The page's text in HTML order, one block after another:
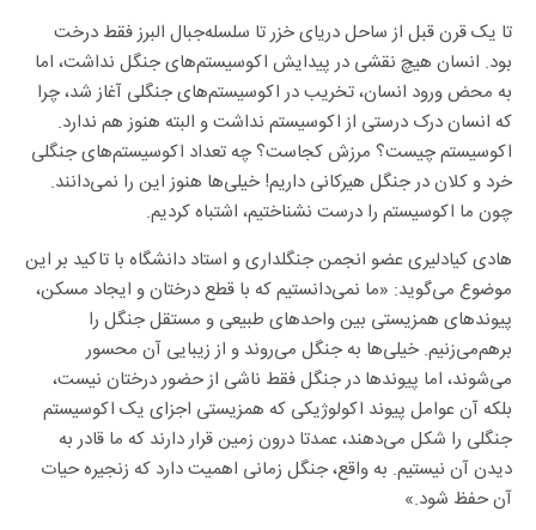
تا یک قرن قبل از ساحل دریای خزر تا سلسله‌جبال البرز فقط درخت
بود. انسان ‏هیچ نقشی در پیدایش اکوسیستم‌های جنگل نداشت، اما
به محض ورود انسان، تخریب در اکوسیستم‌های جنگلی آغاز ‏شد، چرا
که انسان درک درستی از اکوسیستم نداشت و البته هنوز هم ندارد.
اکوسیستم ‏چیست؟ مرزش کجاست؟ چه تعداد اکوسیستم‌های جنگلی
خرد و کلان در جنگل هیرکانی داریم! خیلی‌ها هنوز این را نمی‌دانند.
چون ما اکوسیستم را درست ‏نشناختیم، اشتباه کردیم.
هادی کیادلیری عضو انجمن جنگلداری و استاد دانشگاه با تاکید بر این
موضوع می‌گوید: «ما نمی‌دانستیم که با قطع درختان و ایجاد مسکن،
پیوند‌های همزیستی بین واحد‌های طبیعی و مستقل جنگل را
برهم‌‏می‌زنیم. خیلی‌ها به جنگل می‌روند و از زیبایی آن محسور
می‌شوند، اما پیوند‌ها در جنگل ‏فقط ناشی از حضور درختان نیست،
بلکه آن عوامل پیوند اکولوژیکی که همزیستی اجزای یک اکوسیستم
جنگلی را شکل می‌دهند، عمدتا درون زمین قرار دارند که ما قادر به
دیدن آن نیستیم. به واقع، جنگل زمانی اهمیت دارد که زنجیره حیات
آن حفظ ‏شود.»